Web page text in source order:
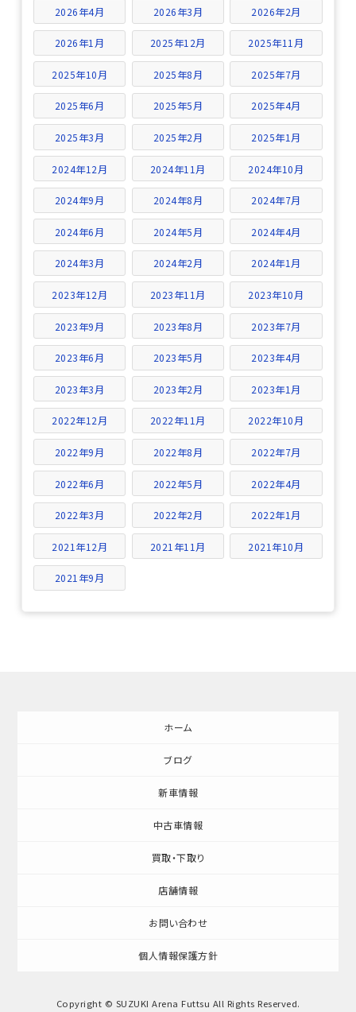
2026年4月 2026年3月 2026年2月
2026年1月 2025年12月 2025年11月
2025年10月 2025年8月 2025年7月
2025年6月 2025年5月 2025年4月
2025年3月 2025年2月 2025年1月
2024年12月 2024年11月 2024年10月
2024年9月 2024年8月 2024年7月
2024年6月 2024年5月 2024年4月
2024年3月 2024年2月 2024年1月
2023年12月 2023年11月 2023年10月
2023年9月 2023年8月 2023年7月
2023年6月 2023年5月 2023年4月
2023年3月 2023年2月 2023年1月
2022年12月 2022年11月 2022年10月
2022年9月 2022年8月 2022年7月
2022年6月 2022年5月 2022年4月
2022年3月 2022年2月 2022年1月
2021年12月 2021年11月 2021年10月
2021年9月
ホーム
ブログ
新車情報
中古車情報
買取・下取り
店舗情報
お問い合わせ
個人情報保護方針
Copyright © SUZUKI Arena Futtsu All Rights Reserved.